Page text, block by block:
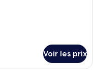
Voir les prix